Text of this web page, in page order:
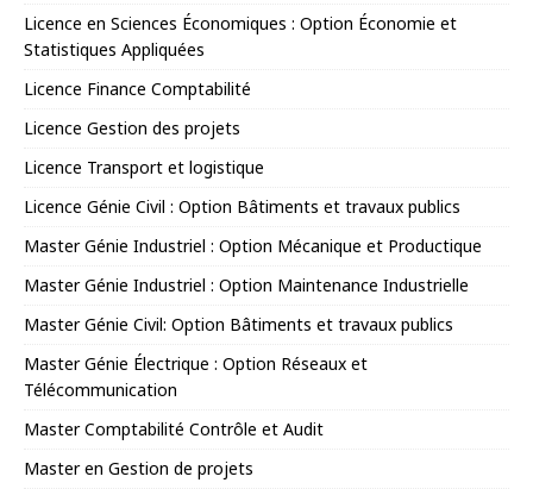
Licence en Sciences Économiques : Option Économie et
Statistiques Appliquées
Licence Finance Comptabilité
Licence Gestion des projets
Licence Transport et logistique
Licence Génie Civil : Option Bâtiments et travaux publics
Master Génie Industriel : Option Mécanique et Productique
Master Génie Industriel : Option Maintenance Industrielle
Master Génie Civil: Option Bâtiments et travaux publics
Master Génie Électrique : Option Réseaux et
Télécommunication
Master Comptabilité Contrôle et Audit
Master en Gestion de projets